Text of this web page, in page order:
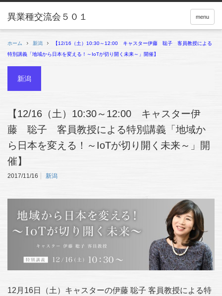
menu
ホーム 新潟
【12/16（土）10:30～12:00 キャスター伊藤 聡子 客員教授による
特別講義「地域から日本を変える！～IoTが切り開く未来～」開催】
新潟
【12/16（土）10:30～12:00 キャスター伊
藤 聡子 客員教授による特別講義「地域か
ら日本を変える！～IoTが切り開く未来～」開
催】
2017/11/16 新潟
12月16日（土）キャスターの伊藤 聡子 客員教授による特